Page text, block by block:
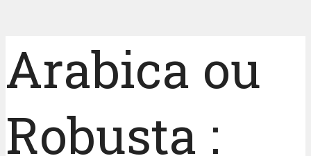
Arabica ou
Robusta :